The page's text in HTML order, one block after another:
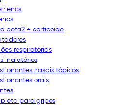
beta2 + corticoide
respiratórias
inalatórios
nasais tópicos
orais
para gripes